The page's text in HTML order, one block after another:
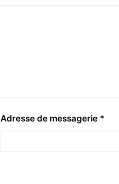
Adresse de messagerie *